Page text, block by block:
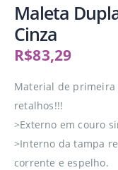
Maleta
Cinza
R$83,29
Material de primeira
retalhos!!!
>Externo em couro
>Interno da tampa
corrente e espelho.